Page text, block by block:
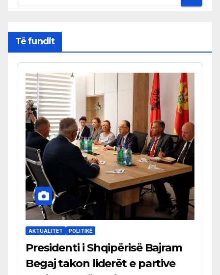
Të fundit
AKTUALITET POLITIKË
Presidenti i Shqipërisë Bajram
Begaj takon liderët e partive